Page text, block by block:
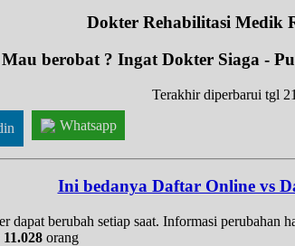
Dokter Rehabilitasi Medik
Mau berobat ? Ingat Dokter Siaga -
Terakhir diperbarui tgl
Whatsapp
Ini bedanya Daftar Online vs
berubah setiap saat. Informasi
11.028 orang